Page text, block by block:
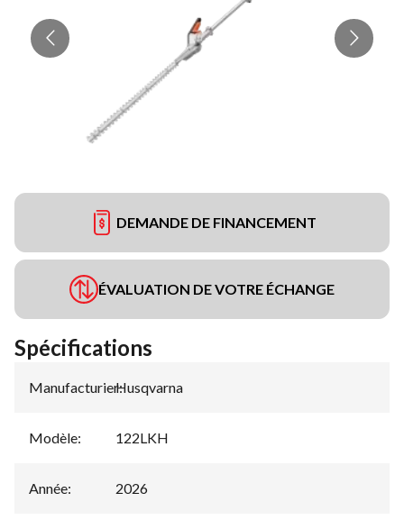
DEMANDE DE FINANCEMENT
ÉVALUATION DE VOTRE ÉCHANGE
Spécifications
Manufacturier:
Husqvarna
Modèle: 122LKH
Année: 2026